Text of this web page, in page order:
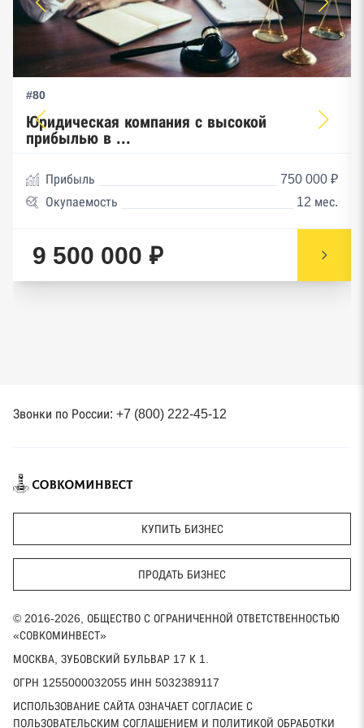
#80
Юридическая компания с высокой
прибылью в ...
Прибыль
750 000 ₽
Окупаемость
12 мес.
9 500 000 ₽
Звонки по России: +7 (800) 222-45-12
КУПИТЬ БИЗНЕС
ПРОДАТЬ БИЗНЕС
© 2016-2026, ОБЩЕСТВО С ОГРАНИЧЕННОЙ ОТВЕТСТВЕННОСТЬЮ
«СОВКОМИНВЕСТ»
МОСКВА, ЗУБОВСКИЙ БУЛЬВАР 17 К 1.
ОГРН 1255000032055 ИНН 5032389117
ИСПОЛЬЗОВАНИЕ САЙТА ОЗНАЧАЕТ СОГЛАСИЕ С
ПОЛЬЗОВАТЕЛЬСКИМ СОГЛАШЕНИЕМ И ПОЛИТИКОЙ ОБРАБОТКИ